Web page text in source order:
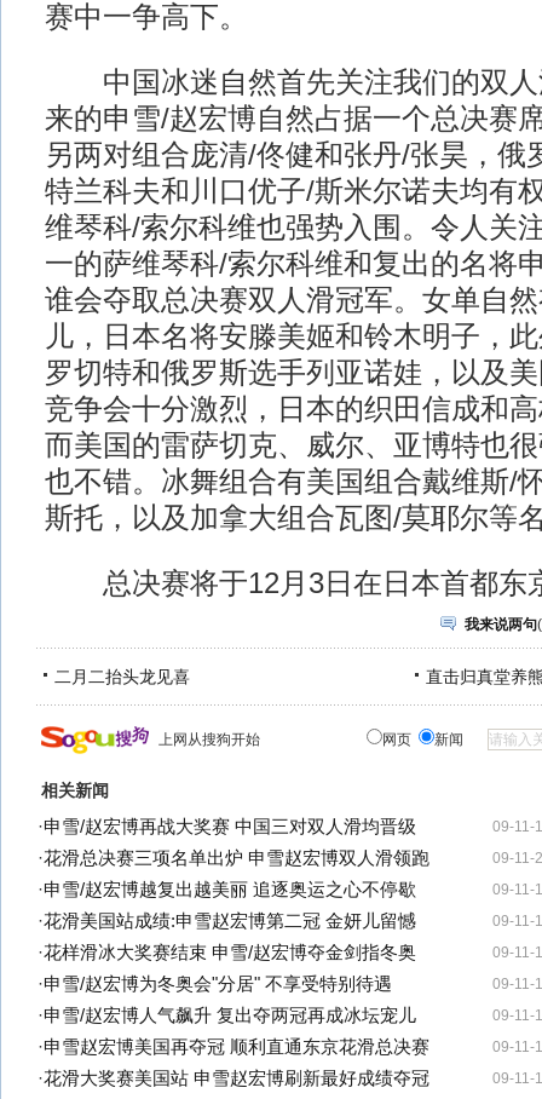
赛中一争高下。
中国冰迷自然首先关注我们的双人
来的申雪/赵宏博自然占据一个总决赛
另两对组合庞清/佟健和张丹/张昊，俄
特兰科夫和川口优子/斯米尔诺夫均有
维琴科/索尔科维也强势入围。令人关
一的萨维琴科/索尔科维和复出的名将
谁会夺取总决赛双人滑冠军。女单自
儿，日本名将安滕美姬和铃木明子，
罗切特和俄罗斯选手列亚诺娃，以及
竞争会十分激烈，日本的织田信成和
而美国的雷萨切克、威尔、亚博特也
也不错。冰舞组合有美国组合戴维斯/
斯托，以及加拿大组合瓦图/莫耶尔等
总决赛将于12月3日在日本首都东
我来说两句(
二月二抬头龙见喜 直击归真堂养
上网从搜狗开始 网页 新闻
相关新闻
09-11-
·申雪/赵宏博再战大奖赛 中国三对双人滑均晋级
09-11-
·花滑总决赛三项名单出炉 申雪赵宏博双人滑领跑
09-11-
·申雪/赵宏博越复出越美丽 追逐奥运之心不停歇
09-11-
·花滑美国站成绩:申雪赵宏博第二冠 金妍儿留憾
09-11-
·花样滑冰大奖赛结束 申雪/赵宏博夺金剑指冬奥
09-11-
·申雪/赵宏博为冬奥会"分居" 不享受特别待遇
09-11-
·申雪/赵宏博人气飙升 复出夺两冠再成冰坛宠儿
09-11-
·申雪赵宏博美国再夺冠 顺利直通东京花滑总决赛
09-11-
·花滑大奖赛美国站 申雪赵宏博刷新最好成绩夺冠